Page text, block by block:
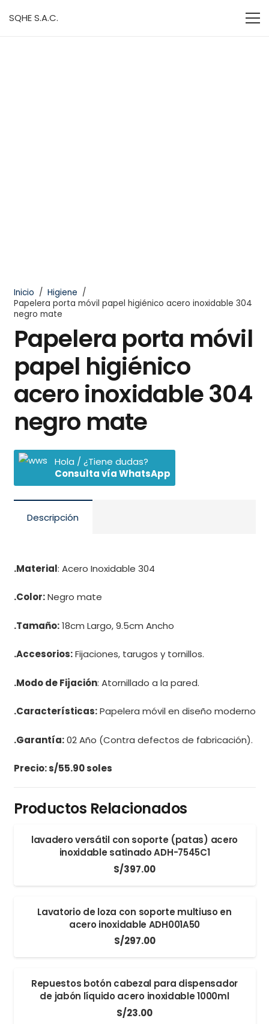
SQHE S.A.C.
Inicio / Higiene /
Papelera porta móvil papel higiénico acero inoxidable 304
negro mate
Papelera porta móvil
papel higiénico
acero inoxidable 304
negro mate
Hola / ¿Tiene dudas?
Consulta vía WhatsApp
Descripción
.Material: Acero Inoxidable 304
.Color:Negro mate
.Tamaño:18cm Largo, 9.5cm Ancho
.Accesorios:Fijaciones, tarugos y tornillos.
.Modo de Fijación: Atornillado a la pared.
.Características:Papelera móvil en diseño moderno
.Garantía:02 Año (Contra defectos de fabricación).
Precio: s/55.90 soles
Productos Relacionados
lavadero versátil con soporte (patas) acero
inoxidable satinado ADH-7545C1
S/397.00
Lavatorio de loza con soporte multiuso en
acero inoxidable ADH001A50
S/297.00
Repuestos botón cabezal para dispensador
de jabón líquido acero inoxidable 1000ml
S/23.00